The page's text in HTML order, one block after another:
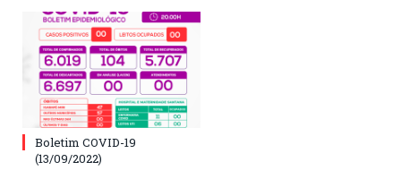
Boletim COVID-19
(13/09/2022)